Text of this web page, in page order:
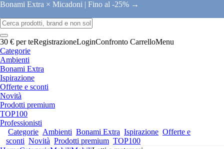
Bonami Extra × Micadoni | Fino al -25% →
30 € per teRegistrazioneLoginConfronto CarrelloMenu
Categorie
Ambienti
Bonami Extra
Ispirazione
Offerte e sconti
Novità
Prodotti premium
TOP100
Professionisti
Categorie Ambienti Bonami Extra Ispirazione Offerte e
sconti Novità Prodotti premium TOP100